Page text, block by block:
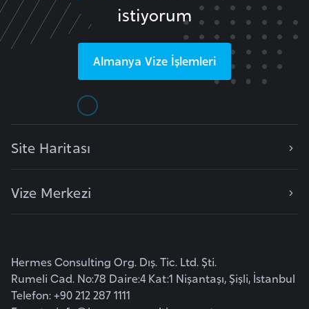
istiyorum
Almanya Vize İşlemleri
Site Haritası
Vize Merkezi
Hermes Consulting Org. Dış. Tic. Ltd. Şti.
Rumeli Cad. No:78 Daire:4 Kat:1 Nişantaşı, Şişli, İstanbul
Telefon: +90 212 287 1111
r
i
C
a
C